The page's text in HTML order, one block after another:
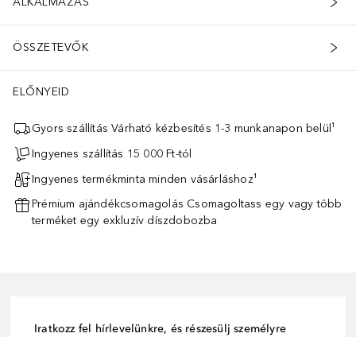
ÖSSZETEVŐK
ELŐNYEID
Gyors szállítás Várható kézbesítés 1-3 munkanapon belül¹
Ingyenes szállítás 15 000 Ft-tól
Ingyenes termékminta minden vásárláshoz¹
Prémium ajándékcsomagolás Csomagoltass egy vagy több
terméket egy exkluzív díszdobozba
Iratkozz fel hírlevelünkre, és részesülj személyre